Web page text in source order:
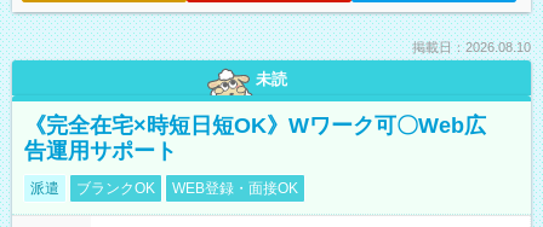
掲載日：2026.08.10
未読
《完全在宅×時短日短OK》Wワーク可〇Web広
告運用サポート
派遣 ブランクOK WEB登録・面接OK